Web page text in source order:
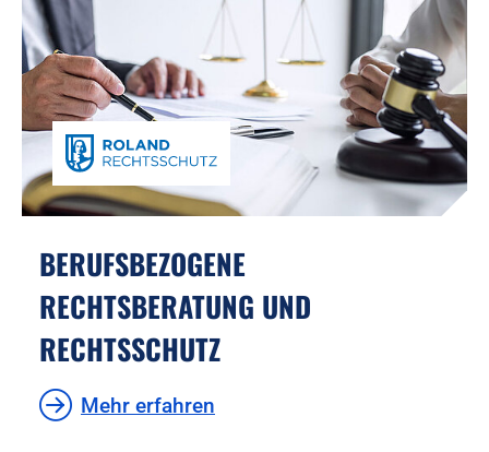
BERUFSBEZOGENE
RECHTSBERATUNG UND
RECHTSSCHUTZ
Mehr erfahren